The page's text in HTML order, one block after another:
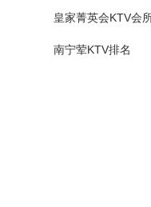
皇家菁英会KTV会
南宁荤KTV排名